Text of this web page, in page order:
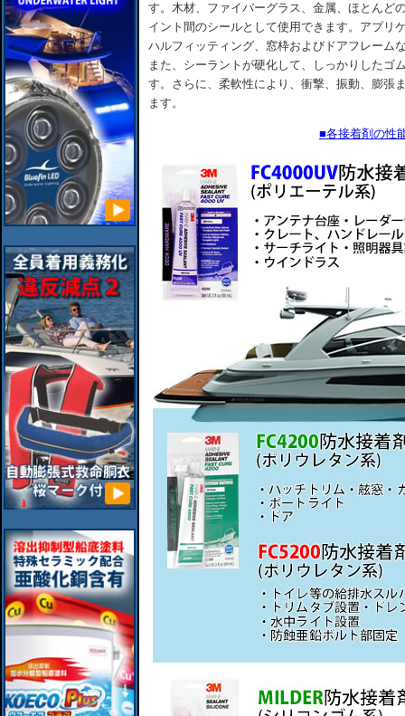
す。木材、ファイバーグラス、金属、ほとんど
イント間のシールとして使用できます。アプリ
ハルフィッティング、窓枠およびドアフレーム
また、シーラントが硬化して、しっかりしたゴ
す。さらに、柔軟性により、衝撃、振動、膨張
ます。
■各接着剤の性